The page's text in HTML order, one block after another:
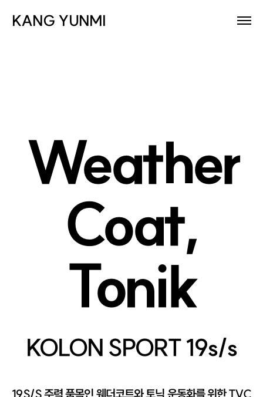
KANG YUNMI
Weather
Coat,
Tonik
KOLON SPORT 19s/s
19S/S 주력 품목인 웨더코트와 토닉 운동화를 위한 TVC